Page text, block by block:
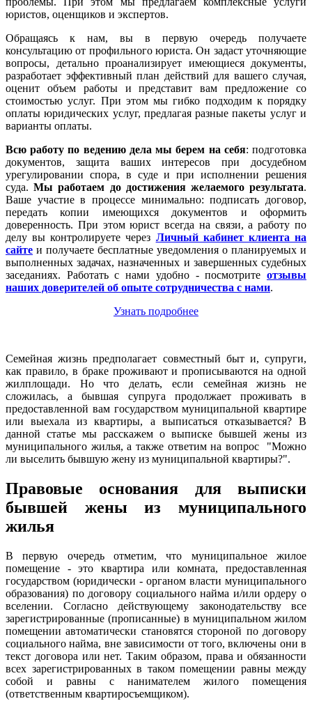
юристов, оценщиков и экспертов.
Обращаясь к нам, вы в первую очередь получаете
консультацию от профильного юриста. Он задаст уточняющие
вопросы, детально проанализирует имеющиеся документы,
разработает эффективный план действий для вашего случая,
оценит объем работы и представит вам предложение со
стоимостью услуг. При этом мы гибко подходим к порядку
оплаты юридических услуг, предлагая разные пакеты услуг и
варианты оплаты.
Всю работу по ведению дела мы берем на себя: подготовка
документов, защита ваших интересов при досудебном
урегулировании спора, в суде и при исполнении решения
суда.Мы работаем до достижения желаемого результата.
Ваше участие в процессе минимально: подписать договор,
передать копии имеющихся документов и оформить
доверенность. При этом юрист всегда на связи, а работу по
делу вы контролируете через Личный кабинет клиента на
сайте и получаете бесплатные уведомления о планируемых и
выполненных задачах, назначенных и завершенных судебных
заседаниях. Работать с нами удобно - посмотрите отзывы
наших доверителей об опыте сотрудничества с нами.
Узнать подробнее
Семейная жизнь предполагает совместный быт и, супруги,
как правило, в браке проживают и прописываются на одной
жилплощади. Но что делать, если семейная жизнь не
сложилась, а бывшая супруга продолжает проживать в
предоставленной вам государством муниципальной квартире
или выехала из квартиры, а выписаться отказывается? В
данной статье мы расскажем о выписке бывшей жены из
муниципального жилья, а также ответим на вопрос "Можно
ли выселить бывшую жену из муниципальной квартиры?".
Правовые основания для выписки
бывшей жены из муниципального
жилья
В первую очередь отметим, что муниципальное жилое
помещение - это квартира или комната, предоставленная
государством (юридически - органом власти муниципального
образования) по договору социального найма и/или ордеру о
вселении. Согласно действующему законодательству все
зарегистрированные (прописанные) в муниципальном жилом
помещении автоматически становятся стороной по договору
социального найма, вне зависимости от того, включены они в
текст договора или нет. Таким образом, права и обязанности
всех зарегистрированных в таком помещении равны между
собой и равны с нанимателем жилого помещения
(ответственным квартиросъемщиком).